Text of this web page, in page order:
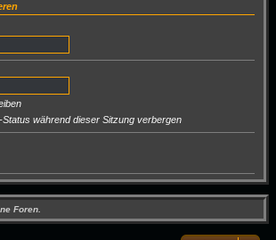
Status während dieser Sitzung verbergen
Foren.